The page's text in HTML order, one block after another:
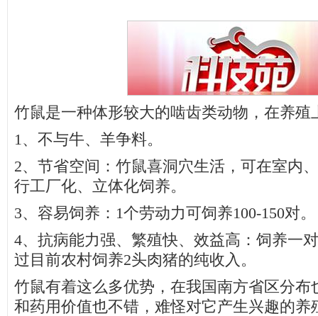
竹鼠是一种体形较大的啮齿类动物，在养殖
1、不与牛、羊争料。
2、节省空间：竹鼠喜洞穴生活，可在室内
行工厂化、立体化饲养。
3、容易饲养：1个劳动力可饲养100-150对。
4、抗病能力强、繁殖快、效益高：饲养一
过目前农村饲养2头肉猪的纯收入。
竹鼠有着这么多优势，在我国南方省区分布
和药用价值也不错，难怪对它产生兴趣的养